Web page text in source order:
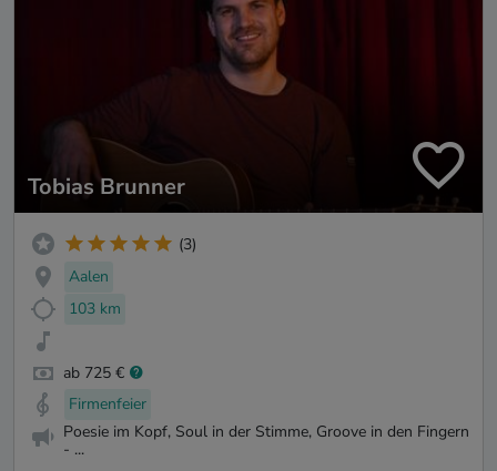
Tobias Brunner
(3)
Aalen
103 km
ab 725 €
Firmenfeier
Poesie im Kopf, Soul in der Stimme, Groove in den Fingern
- ...